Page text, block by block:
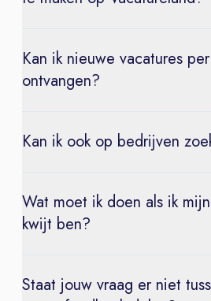
Kan ik nieuwe vacatures
ontvangen?
Kan ik ook op bedrijven
Wat moet ik doen als ik
kwijt ben?
Staat jouw vraag er niet